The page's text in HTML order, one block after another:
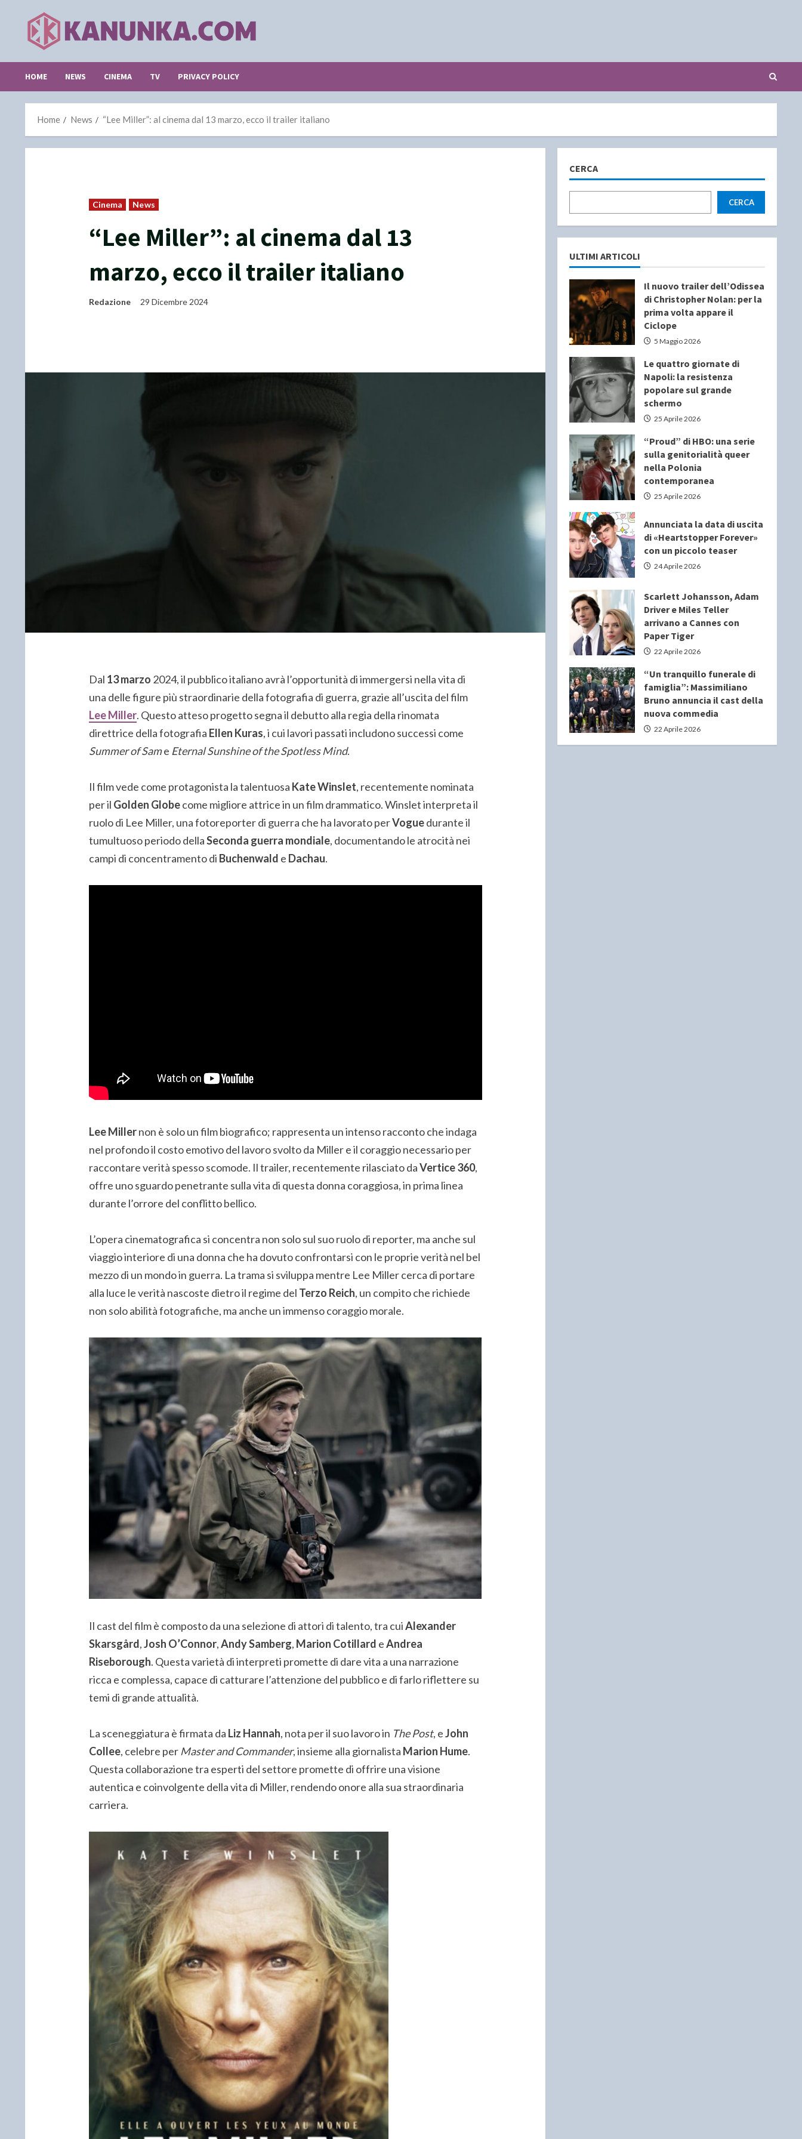
content
HOME NEWS CINEMA TV PRIVACY POLICY
Home News “Lee Miller”: al cinema dal 13 marzo, ecco il trailer italiano
Cinema News
“Lee Miller”: al cinema dal 13
marzo, ecco il trailer italiano
Redazione 29 Dicembre 2024
Dal 13 marzo 2024, il pubblico italiano avrà l’opportunità di immergersi nella vita di
una delle figure più straordinarie della fotografia di guerra, grazie all’uscita del film
Lee Miller. Questo atteso progetto segna il debutto alla regia della rinomata
direttrice della fotografia Ellen Kuras, i cui lavori passati includono successi come
Summer of Same Eternal Sunshine of the Spotless Mind.
Il film vede come protagonista la talentuosa Kate Winslet, recentemente nominata
per il Golden Globecome migliore attrice in un film drammatico. Winslet interpreta il
ruolo di Lee Miller, una fotoreporter di guerra che ha lavorato perVoguedurante il
tumultuoso periodo dellaSeconda guerra mondiale, documentando le atrocità nei
campi di concentramento di Buchenwald e Dachau.
Lee Millernon è solo un film biografico; rappresenta un intenso racconto che indaga
nel profondo il costo emotivo del lavoro svolto da Miller e il coraggio necessario per
raccontare verità spesso scomode. Il trailer, recentemente rilasciato daVertice 360,
offre uno sguardo penetrante sulla vita di questa donna coraggiosa, in prima linea
durante l’orrore del conflitto bellico.
L’opera cinematografica si concentra non solo sul suo ruolo di reporter, ma anche sul
viaggio interiore di una donna che ha dovuto confrontarsi con le proprie verità nel bel
mezzo di un mondo in guerra. La trama si sviluppa mentre Lee Miller cerca di portare
alla luce le verità nascoste dietro il regime del Terzo Reich, un compito che richiede
non solo abilità fotografiche, ma anche un immenso coraggio morale.
Il cast del film è composto da una selezione di attori di talento, tra cuiAlexander
Skarsgård,Josh O’Connor,Andy Samberg, Marion Cotillard eAndrea
Riseborough. Questa varietà di interpreti promette di dare vita a una narrazione
ricca e complessa, capace di catturare l’attenzione del pubblico e di farlo riflettere su
temi di grande attualità.
La sceneggiatura è firmata da Liz Hannah, nota per il suo lavoro in The Post, eJohn
Collee, celebre per Master and Commander, insieme alla giornalista Marion Hume.
Questa collaborazione tra esperti del settore promette di offrire una visione
autentica e coinvolgente della vita di Miller, rendendo onore alla sua straordinaria
carriera.
CERCA
CERCA
ULTIMI ARTICOLI
Il nuovo trailer dell’Odissea
di Christopher Nolan: per la
prima volta appare il
Ciclope
5 Maggio 2026
Le quattro giornate di
Napoli: la resistenza
popolare sul grande
schermo
25 Aprile 2026
“Proud” di HBO: una serie
sulla genitorialità queer
nella Polonia
contemporanea
25 Aprile 2026
Annunciata la data di uscita
di «Heartstopper Forever»
con un piccolo teaser
24 Aprile 2026
Scarlett Johansson, Adam
Driver e Miles Teller
arrivano a Cannes con
Paper Tiger
22 Aprile 2026
“Un tranquillo funerale di
famiglia”: Massimiliano
Bruno annuncia il cast della
nuova commedia
22 Aprile 2026